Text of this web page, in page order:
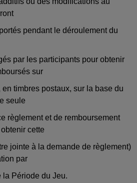
pendant le déroulement du
par les participants pour obtenir
sur
timbres postaux, sur la base du
seule
règlement et de remboursement
cette
jointe à la demande de règlement)
par
la Période du Jeu.